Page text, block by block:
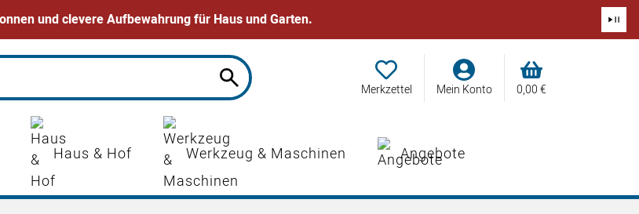
und clevere Aufbewahrung für Haus und Garten.
Merkzettel Mein Konto 0,00€
Haus & Hof Werkzeug & Maschinen Angebote